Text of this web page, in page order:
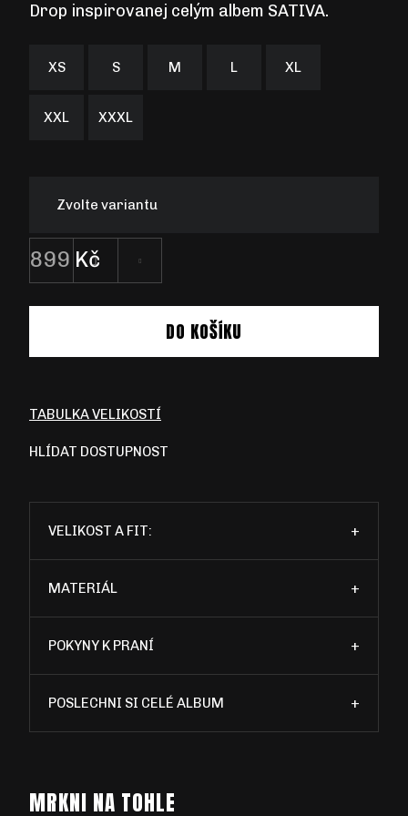
Drop inspirovanej celým albem SATIVA.
XS S M L XL
XXL XXXL
Zvolte variantu
899 Kč
Měrná
DO KOŠÍKU
TABULKA VELIKOSTÍ
HLÍDAT DOSTUPNOST
VELIKOST A FIT: +
MATERIÁL +
POKYNY K PRANÍ +
POSLECHNI SI CELÉ ALBUM +